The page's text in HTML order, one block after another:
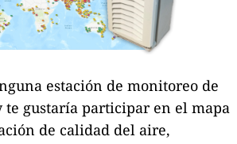
estación de monitoreo de
te gustaría participar en el mapa
de calidad del aire,